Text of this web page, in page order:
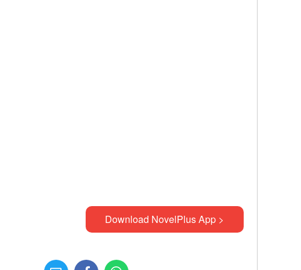
Download NovelPlus App >